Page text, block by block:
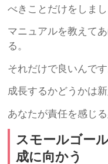
べきことだけをしまし
マニュアルを教えて
る。
それだけで良いんです
成長するかどうかは新
あなたが責任を感じ
スモールゴー
成に向かう